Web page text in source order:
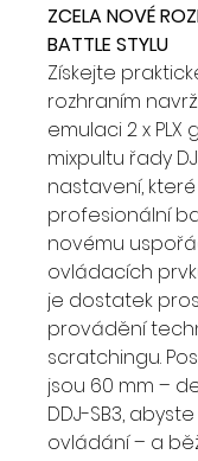
ZCELA NOVÉ
BATTLE STYLU
Získejte
rozhraním
emulaci 2 x
mixpultu řady
nastavení,
profesionální
novému
ovládacích
je dostatek
provádění
scratchingu.
jsou 60 mm –
DDJ-SB3,
ovládání – a